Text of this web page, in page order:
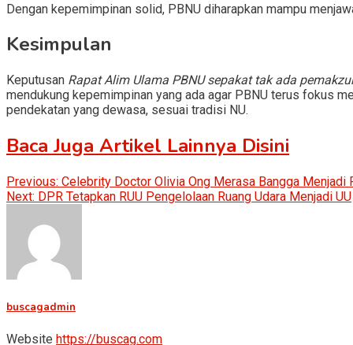
Dengan kepemimpinan solid, PBNU diharapkan mampu
Kesimpulan
Keputusan Rapat Alim Ulama PBNU sepakat tak ada
mendukung kepemimpinan yang ada agar PBNU terus fokus
pendekatan yang dewasa, sesuai tradisi NU.
Baca Juga Artikel Lainnya Disini
Post
navigation
Previous: Celebrity Doctor Olivia Ong Merasa Bangga Menjadi
Next: DPR Tetapkan RUU Pengelolaan Ruang Udara Menjadi UU
buscagadmin
Website https://buscag.com